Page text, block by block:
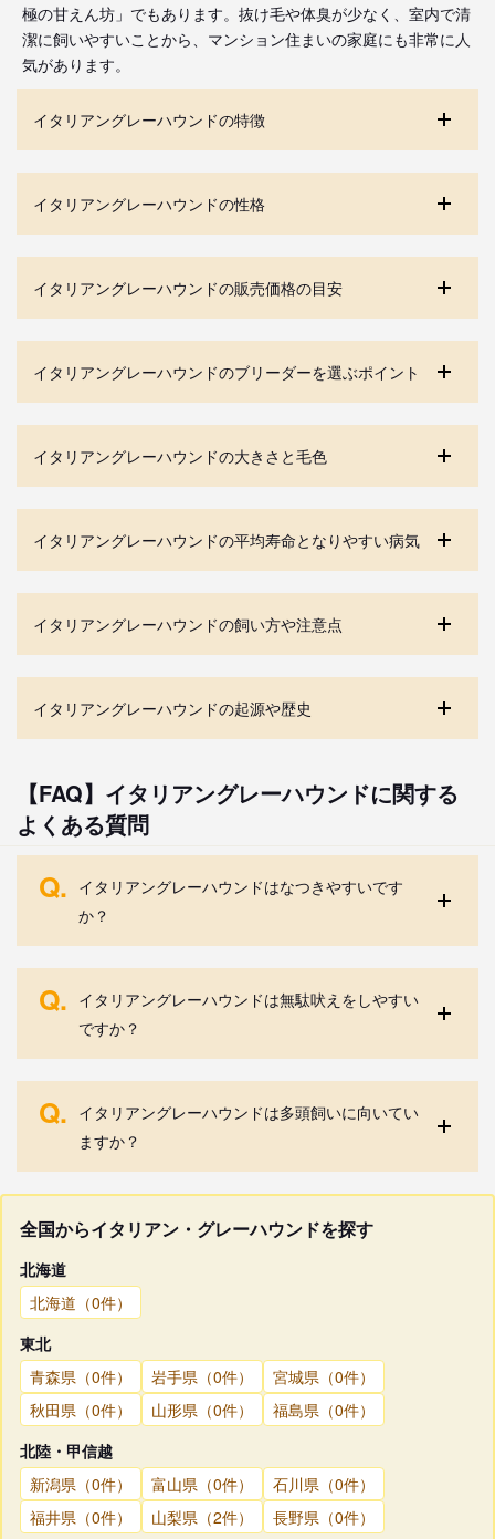
極の甘えん坊」でもあります。抜け毛や体臭が少なく、室内で清
潔に飼いやすいことから、マンション住まいの家庭にも非常に人
気があります。
イタリアングレーハウンドの特徴
イタリアングレーハウンドの性格
イタリアングレーハウンドの販売価格の目安
イタリアングレーハウンドのブリーダーを選ぶポイント
イタリアングレーハウンドの大きさと毛色
イタリアングレーハウンドの平均寿命となりやすい病気
イタリアングレーハウンドの飼い方や注意点
イタリアングレーハウンドの起源や歴史
【FAQ】イタリアングレーハウンドに関する
よくある質問
Q. イタリアングレーハウンドはなつきやすいです
か？
Q. イタリアングレーハウンドは無駄吠えをしやすい
ですか？
Q. イタリアングレーハウンドは多頭飼いに向いてい
ますか？
全国からイタリアン・グレーハウンドを探す
北海道
北海道（0件）
東北
青森県（0件）
岩手県（0件）
宮城県（0件）
秋田県（0件）
山形県（0件）
福島県（0件）
北陸・甲信越
新潟県（0件）
富山県（0件）
石川県（0件）
福井県（0件）
山梨県（2件） 長野県（0件）